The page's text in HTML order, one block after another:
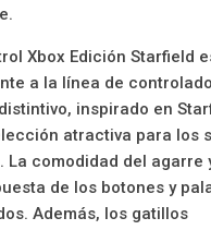
Xbox Edición Starfield
a la línea de
inspirado en
atractiva para los
comodidad del agarre
de los botones y
Además, los gatillos